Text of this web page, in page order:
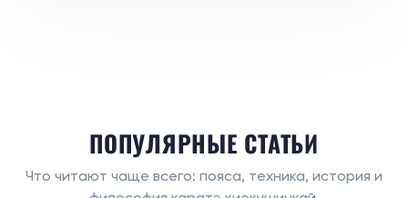
ПОПУЛЯРНЫЕ СТАТЬИ
Что читают чаще всего: пояса, техника, история и